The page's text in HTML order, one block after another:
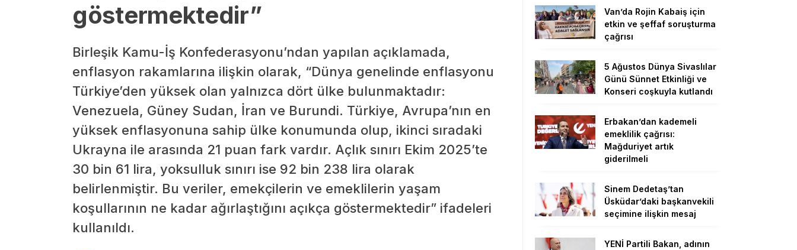
göstermektedir”
Birleşik Kamu-İş Konfederasyonu’ndan yapılan açıklamada,
enflasyon rakamlarına ilişkin olarak, “Dünya genelinde enflasyonu
Türkiye’den yüksek olan yalnızca dört ülke bulunmaktadır:
Venezuela, Güney Sudan, İran ve Burundi. Türkiye, Avrupa’nın en
yüksek enflasyonuna sahip ülke konumunda olup, ikinci sıradaki
Ukrayna ile arasında 21 puan fark vardır. Açlık sınırı Ekim 2025’te
30 bin 61 lira, yoksulluk sınırı ise 92 bin 238 lira olarak
belirlenmiştir. Bu veriler, emekçilerin ve emeklilerin yaşam
koşullarının ne kadar ağırlaştığını açıkça göstermektedir” ifadeleri
kullanıldı.
Van’da Rojin Kabaiş için
etkin ve şeffaf soruşturma
çağrısı
5 Ağustos Dünya Sivaslılar
Günü Sünnet Etkinliği ve
Konseri coşkuyla kutlandı
Erbakan’dan kademeli
emeklilik çağrısı:
Mağduriyet artık
giderilmeli
Sinem Dedetaş’tan
Üsküdar’daki başkanvekili
seçimine ilişkin mesaj
YENİ Partili Bakan, adının